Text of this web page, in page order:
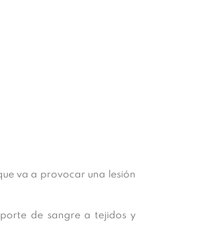
va a provocar una lesión
de sangre a tejidos y